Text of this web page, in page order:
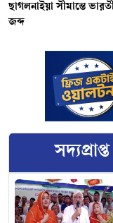
ছাগলনাইয়া সীমান্তে
জব্দ
সদ্যপ্রাপ্ত